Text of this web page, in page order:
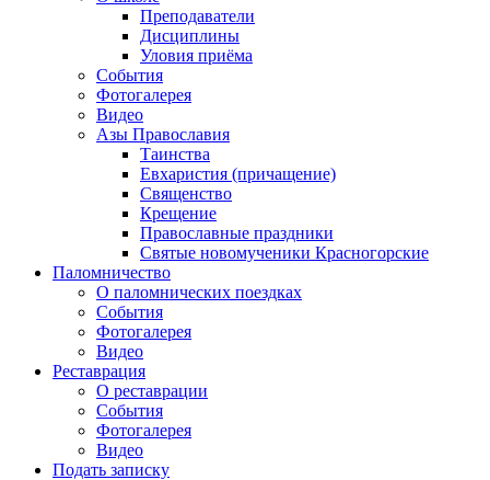
Преподаватели
Дисциплины
Уловия приёма
События
Фотогалерея
Видео
Азы Православия
Таинства
Евхаристия (причащение)
Священство
Крещение
Православные праздники
Святые новомученики Красногорские
Паломничество
О паломнических поездках
События
Фотогалерея
Видео
Реставрация
О реставрации
События
Фотогалерея
Видео
Подать записку